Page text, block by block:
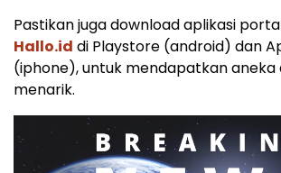
Pastikan juga download aplikasi
Hallo.id di Playstore (android) dan
(iphone), untuk mendapatkan aneka
menarik.